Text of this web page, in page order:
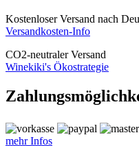
Kostenloser Versand nach
Versandkosten-Info
CO2-neutraler Versand
Winekiki's Ökostrategie
mehr Infos